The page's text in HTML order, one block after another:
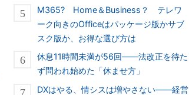
M365? Home＆Business？ テレワ
ーク向きのOfficeはパッケージ版かサブ
スク版か、お得な選び方は
休息11時間未満が56回――法改正を待た
ず問われ始めた「休ませ方」
DXはやる、情シスは増やさない――経営